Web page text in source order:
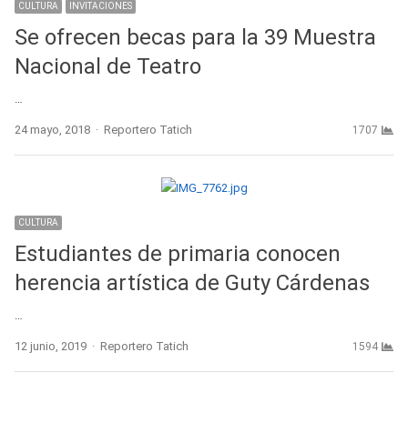
CULTURA INVITACIONES
Se ofrecen becas para la 39 Muestra
Nacional de Teatro
…
24 mayo, 2018 Author
Reportero Tatich 1707
CULTURA
Estudiantes de primaria conocen
herencia artística de Guty Cárdenas
…
12 junio, 2019 Author
Reportero Tatich 1594